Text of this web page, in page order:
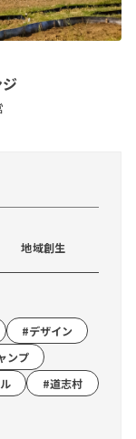
地域創生
#デザイン
ンプ
#道志村